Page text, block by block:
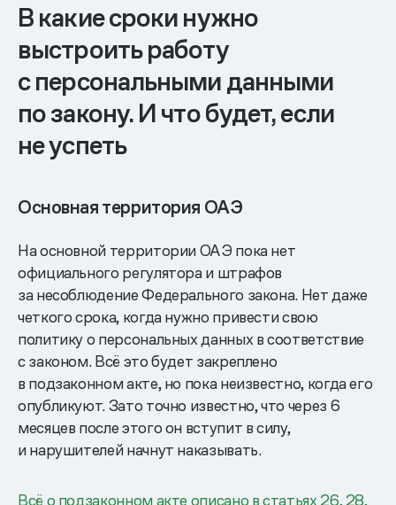
В какие сроки нужно
выстроить работу
с персональными данными
по закону. И что будет, если
не успеть
Основная территория ОАЭ
На основной территории ОАЭ пока нет
официального регулятора и штрафов
за несоблюдение Федерального закона. Нет даже
четкого срока, когда нужно привести свою
политику о персональных данных в соответствие
с законом. Всё это будет закреплено
в подзаконном акте, но пока неизвестно, когда его
опубликуют. Зато точно известно, что через 6
месяцев после этого он вступит в силу,
и нарушителей начнут наказывать.
Всё о подзаконном акте описано в статьях 26, 28,